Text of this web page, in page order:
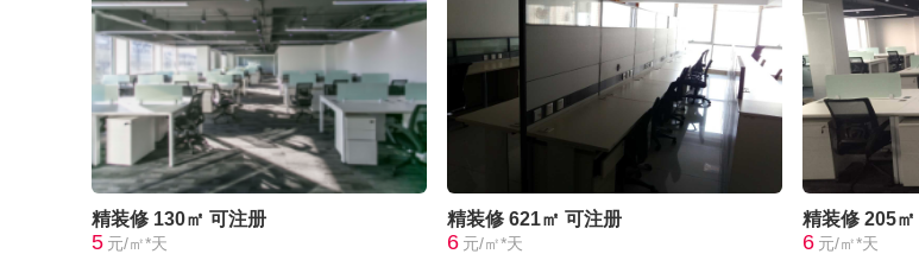
精装修 130㎡ 可注册
5 元/㎡*天
精装修 621㎡ 可注册
6 元/㎡*天
精装修 205㎡
6 元/㎡*天